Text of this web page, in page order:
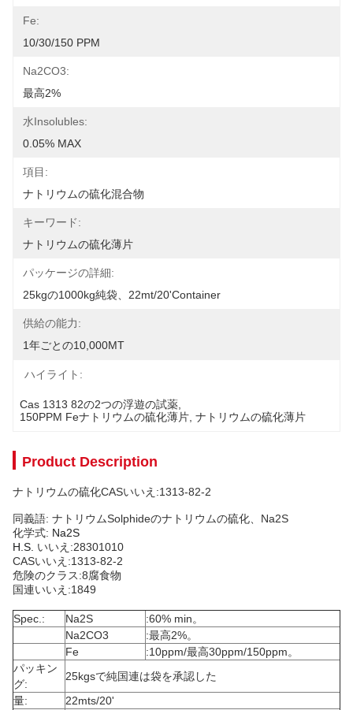
Fe:
10/30/150 PPM
Na2CO3:
最高2%
水insolubles:
0.05% MAX
項目:
ナトリウムの硫化混合物
キーワード:
ナトリウムの硫化薄片
パッケージの詳細:
25kgの1000kg純袋、22mt/20'container
供給の能力:
1年ごとの10,000MT
ハイライト:
Cas 1313 82の2つの浮遊の試薬
150PPM Feナトリウムの硫化薄片 ナトリウムの硫化薄片
Product Description
ナトリウムの硫化CASいいえ:1313-82-2
同義語: ナトリウムSolphideのナトリウムの硫化、Na2S
化学式: Na2S
H.S. いいえ:28301010
CASいいえ:1313-82-2
危険のクラス:8腐食物
国連いいえ:1849
Spec.: Na2S
:60% min。
Na2CO3
:最高2%。
Fe
:10ppm/最高30ppm/150ppm。
パッキン
グ:
25kgsで純国連は袋を承認した
量:
22mts/20'